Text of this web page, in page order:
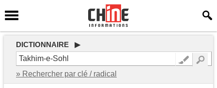
DICTIONNAIRE ▶
» Rechercher par clé / radical